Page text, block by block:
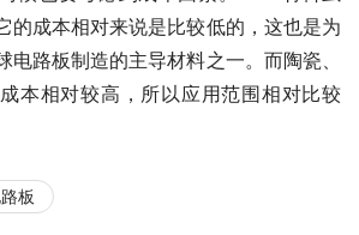
的成本相对来说是比较低的，这也是为
电路板制造的主导材料之一。而陶瓷、
本相对较高，所以应用范围相对比较
板